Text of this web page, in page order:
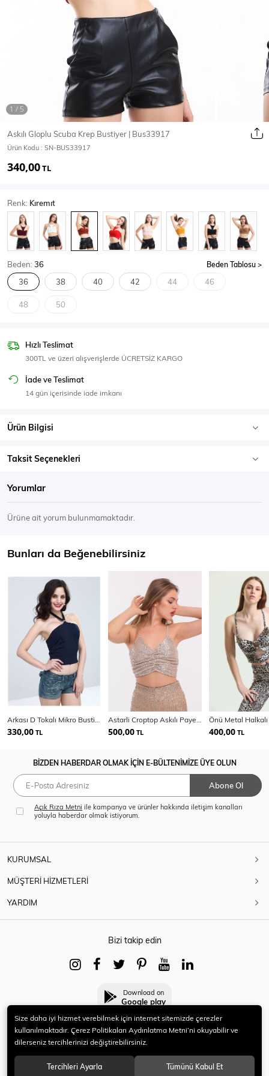
Yağmurluk
T-Shirt
Body Atlet Crop & Büstiyer
SPOR GİYİM
Eşofman Üstü
Askılı Gloplu Scuba Krep Bustiyer | Bus33917
Ürün Kodu : SN-BUS33917
340,00TL
Renk: Kıremıt
Beden:36 Beden Tablosu
36 38 40 42 44 46
48 50
Hızlı Teslimat
300TL ve üzeri alışverişlerde ÜCRETSİZ KARGO
İade ve Teslimat
14 gün içerisinde iade imkanı
Ürün Bilgisi
Taksit Seçenekleri
Yorumlar
Ürüne ait yorum bulunmamaktadır.
Bunları da Beğenebilirsiniz
330,00 TL 500,00 TL 400,00 TL
BİZDEN HABERDAR OLMAK İÇİN E-BÜLTENİMİZE ÜYE OLUN
Abone Ol
Açık Rıza Metni ile kampanya ve ürünler hakkında iletişim kanalları
yoluyla haberdar olmak istiyorum.
KURUMSAL
MÜŞTERİ HİZMETLERİ
YARDIM
Bizi takip edin
Download on
Google play
© 2021 HERYENİ. Tüm hakları saklıdır.
Size daha iyi hizmet verebilmek için internet sitemizde çerezler
kullanılmaktadır. Çerez Politikaları Aydınlatma Metni’ni okuyabilir ve
dilerseniz tercihlerinizi değiştirebilirsiniz.
Tercihleri Ayarla Tümünü Kabul Et